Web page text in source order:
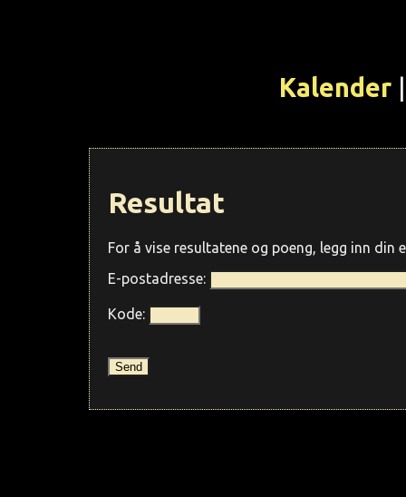
Kalender
Resultat
For å vise resultatene og poeng, legg inn
E-postadresse:
Kode: